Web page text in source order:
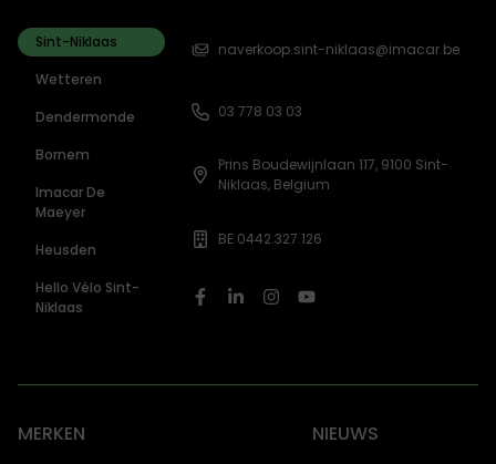
Sint-Niklaas
Wetteren
Dendermonde
Bornem
Imacar De
Maeyer
Heusden
Hello Vélo Sint-
Niklaas
naverkoop.sint-niklaas@imacar.be
03 778 03 03
Prins Boudewijnlaan 117, 9100 Sint-
Niklaas, Belgium
BE 0442.327.126
MERKEN
NIEUWS